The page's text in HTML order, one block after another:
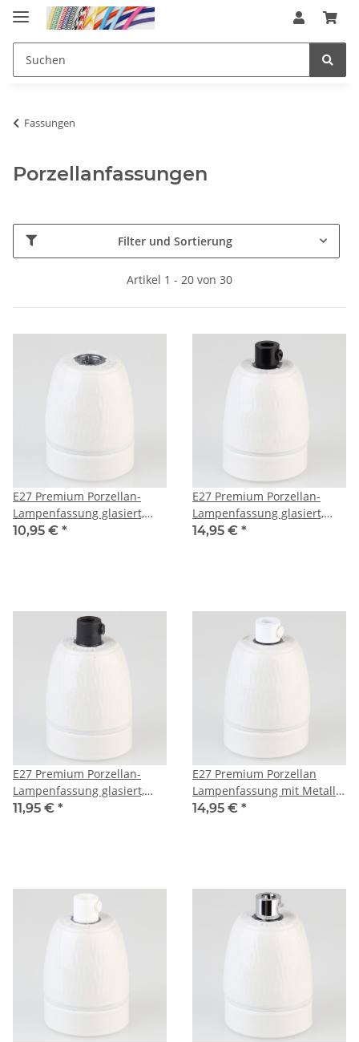
Fassungen
Porzellanfassungen
Filter und Sortierung
Artikel 1 - 20 von 30
E27 Premium Porzellan-
Lampenfassung glasiert,
dreiteilig, mit
10,95 € *
E27 Premium Porzellan-
Lampenfassung glasiert,
inkl. Metall-Zugentlaster
14,95 € *
E27 Premium Porzellan-
Lampenfassung glasiert,
inkl. Kunststoff-Zugentlaster
11,95 € *
E27 Premium Porzellan
Lampenfassung mit Metall-
Zugentlaster weiß lackiert
14,95 € *